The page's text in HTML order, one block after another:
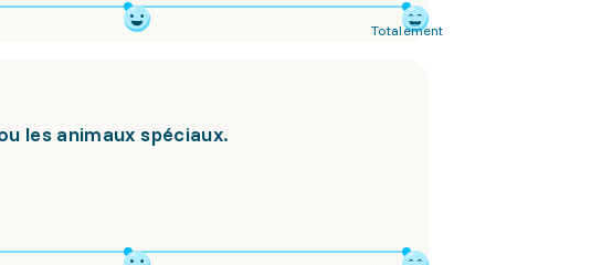
Totalement
les animaux spéciaux.